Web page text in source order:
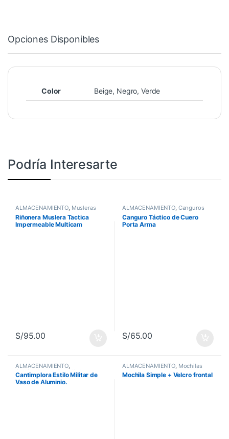
Opciones Disponibles
Color Beige, Negro, Verde
Podría Interesarte
ALMACENAMIENTO, Musleras
Riñonera Muslera Tactica
Impermeable Multicam
S/95.00
ALMACENAMIENTO, Canguros
Canguro Táctico de Cuero
Porta Arma
S/65.00
ALMACENAMIENTO
Cantimploras y Camelbak
Cantimplora Estilo Militar de
Vaso de Aluminio.
ALMACENAMIENTO Mochilas
Mochila Simple + Velcro frontal